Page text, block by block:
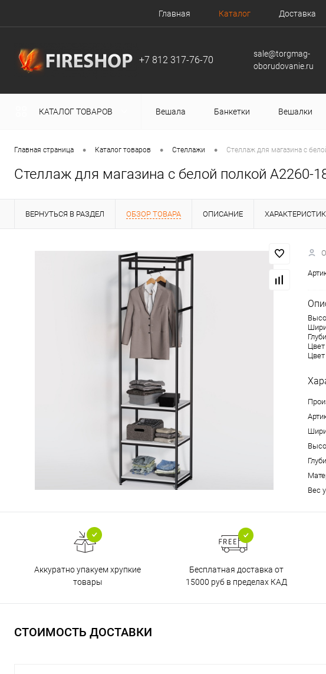
Главная Каталог Доставка
+7 812 317-76-70
sale@torgmag-
oborudovanie.ru
КАТАЛОГ ТОВАРОВ Вешала Банкетки Вешалки
Главная страница • Каталог товаров • Стеллажи • Стеллаж для магазина с
Стеллаж для магазина с белой полкой A2260-
ВЕРНУТЬСЯ В РАЗДЕЛ ОБЗОР ТОВАРА ОПИСАНИЕ
Вес
Аккуратно упакуем хрупкие
товары
Бесплатная доставка от
15000 руб в пределах КАД
СТОИМОСТЬ ДОСТАВКИ